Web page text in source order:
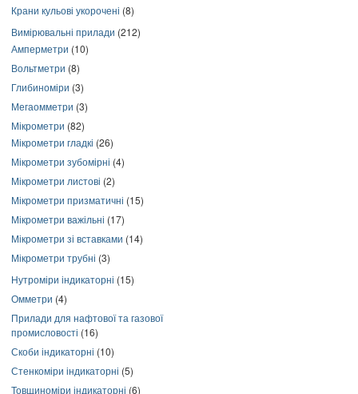
Крани кульові укорочені (8)
Вимірювальні прилади (212)
Амперметри (10)
Вольтметри (8)
Глибиноміри (3)
Мегаомметри (3)
Мікрометри (82)
Мікрометри гладкі (26)
Мікрометри зубомірні (4)
Мікрометри листові (2)
Мікрометри призматичні (15)
Мікрометри важільні (17)
Мікрометри зі вставками (14)
Мікрометри трубні (3)
Нутроміри індикаторні (15)
Омметри (4)
Прилади для нафтової та газової
промисловості (16)
Скоби індикаторні (10)
Стенкоміри індикаторні (5)
Товщиноміри індикаторні (6)